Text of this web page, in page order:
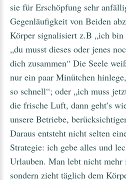
sie für Erschöpfung sehr
Gegenläufigkeit von Beiden
Körper signalisiert z.B „ich bin
„du musst dieses oder jenes
dich zusammen“ Die Seele
nur ein paar Minütchen
so schnell“; oder „ich muss
die frische Luft, dann geht’s
unsere Betriebe,
Daraus entsteht nicht selten
Strategie: ich gebe alles und
Urlauben. Man lebt nicht mehr
sondern zieht täglich dem